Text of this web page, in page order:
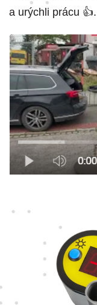
a urýchli prácu 👍.